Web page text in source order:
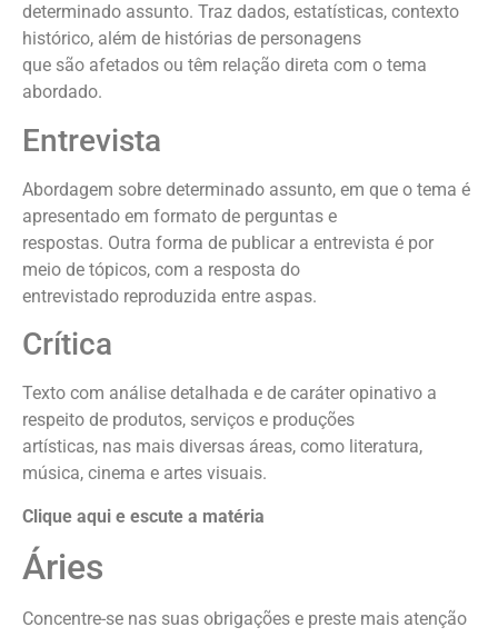
determinado assunto. Traz dados, estatísticas, contexto
histórico, além de histórias de personagens
que são afetados ou têm relação direta com o tema
abordado.
Entrevista
Abordagem sobre determinado assunto, em que o tema é
apresentado em formato de perguntas e
respostas. Outra forma de publicar a entrevista é por
meio de tópicos, com a resposta do
entrevistado reproduzida entre aspas.
Crítica
Texto com análise detalhada e de caráter opinativo a
respeito de produtos, serviços e produções
artísticas, nas mais diversas áreas, como literatura,
música, cinema e artes visuais.
Clique aqui e escute a matéria
Áries
Concentre-se nas suas obrigações e preste mais atenção